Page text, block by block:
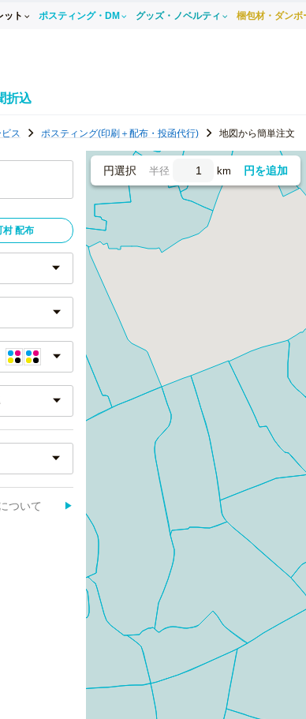
ット ポスティング・DM グッズ・ノベルティ 梱包材・ダンボ
折込
ス ポスティング(印刷＋配布・投函代行) 地図から簡単注文
村 配布
ついて ▶
円選択 半径 km 円を追加